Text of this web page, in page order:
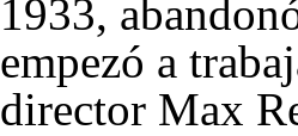
1933,
empezó a
director Max